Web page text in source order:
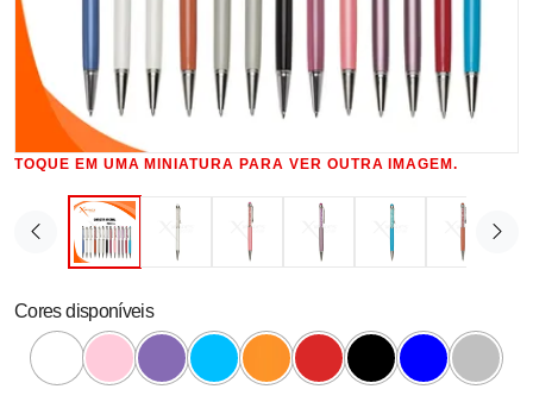
TOQUE EM UMA MINIATURA PARA VER OUTRA IMAGEM.
Cores disponíveis